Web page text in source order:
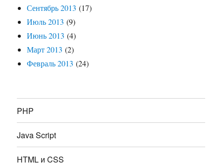
Сентябрь 2013 (17)
Июль 2013 (9)
Июнь 2013 (4)
Март 2013 (2)
Февраль 2013 (24)
PHP
Java Script
HTML и CSS